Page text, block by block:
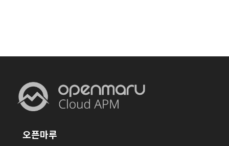
오픈마루